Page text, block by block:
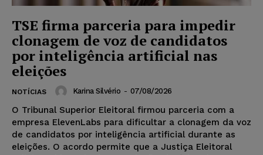
TSE firma parceria para impedir
clonagem de voz de candidatos
por inteligência artificial nas
eleições
NOTÍCIAS Karina Silvério - 07/08/2026
O Tribunal Superior Eleitoral firmou parceria com a
empresa ElevenLabs para dificultar a clonagem da voz
de candidatos por inteligência artificial durante as
eleições. O acordo permite que a Justiça Eleitoral